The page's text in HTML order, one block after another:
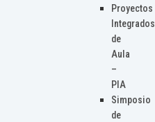
Proyectos
Integrados
de
Aula
–
PIA
Simposio
de